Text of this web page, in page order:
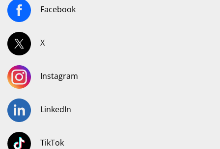
Facebook
X
Instagram
LinkedIn
TikTok